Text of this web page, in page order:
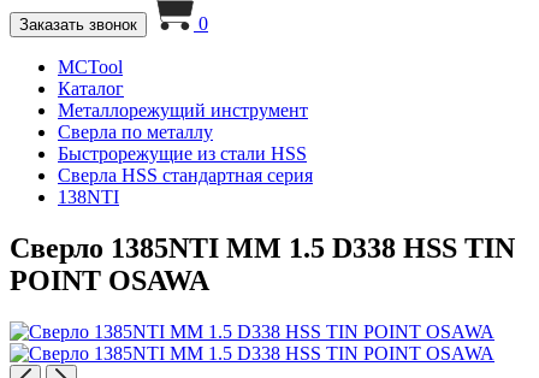
Заказать звонок 0
MCTool
Каталог
Металлорежущий инструмент
Сверла по металлу
Быстрорежущие из стали HSS
Сверла HSS стандартная серия
138NTI
Сверло 1385NTI MM 1.5 D338 HSS TIN
POINT OSAWA